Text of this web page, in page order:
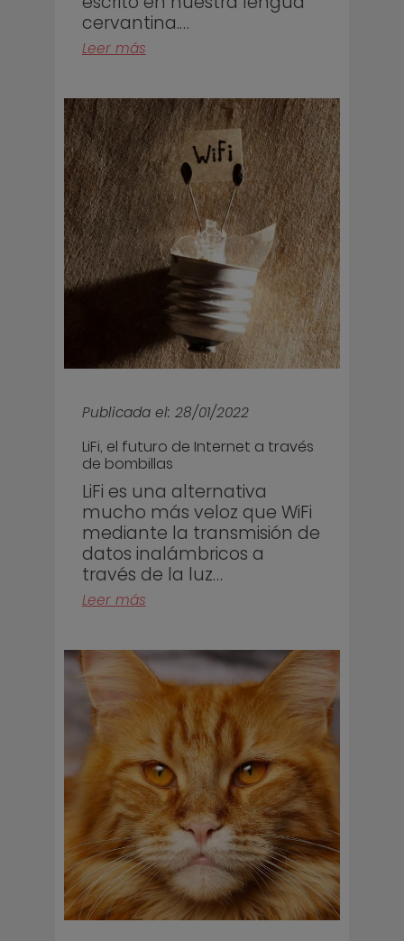
cervantina.…
Leer más
Publicada el: 28/01/2022
LiFi, el futuro de Internet a través
de bombillas
LiFi es una alternativa
mucho más veloz que WiFi
mediante la transmisión de
datos inalámbricos a
través de la luz…
Leer más